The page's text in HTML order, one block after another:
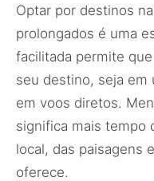
Optar por destinos
prolongados é uma
facilitada permite
seu destino, seja em
em voos diretos.
significa mais tempo
local, das paisagens
oferece.